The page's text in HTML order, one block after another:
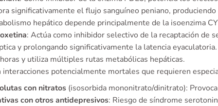
significativamente el flujo sanguíneo peniano,
hepático depende principalmente de la isoenzima
: Actúa como inhibidor selectivo de la recaptación de
y prolongando significativamente la latencia
y utiliza múltiples rutas metabólicas hepáticas.
interacciones potencialmente mortales que requieren
con nitratos (isosorbida mononitrato/dinitrato):
con otros antidepresivos: Riesgo de síndrome